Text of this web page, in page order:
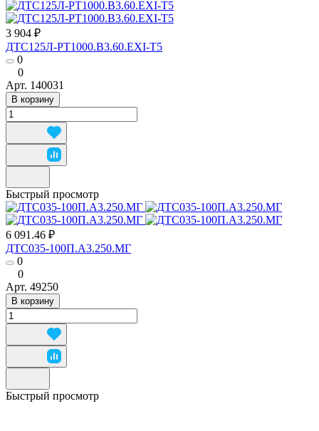
3 904 ₽
ДТС125Л-РТ1000.В3.60.ЕХI-Т5
0
0
Арт. 140031
В корзину
Быстрый просмотр
6 091.46 ₽
ДТС035-100П.А3.250.МГ
0
0
Арт. 49250
В корзину
Быстрый просмотр